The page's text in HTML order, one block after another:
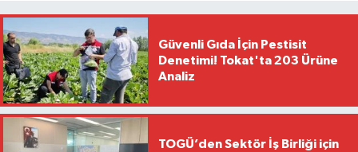
Güvenli Gıda İçin Pestisit
Denetimi! Tokat'ta 203 Ürüne
Analiz
TOGÜ’den Sektör İş Birliği için